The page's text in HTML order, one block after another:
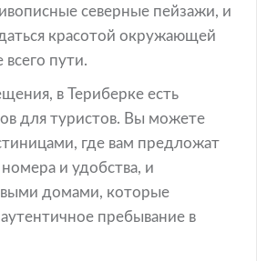
северные пейзажи, и
красотой окружающей
пути.
в Териберке есть
для туристов. Вы можете
где вам предложат
и удобства, и
домами, которые
пребывание в